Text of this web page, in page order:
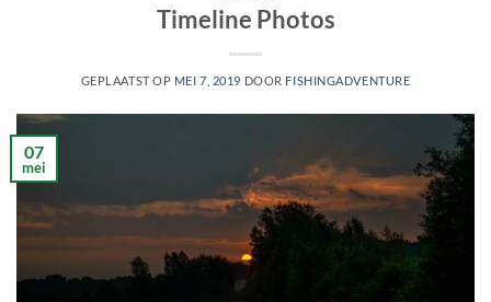
Timeline Photos
GEPLAATST OP MEI 7, 2019 DOOR FISHINGADVENTURE
07
mei